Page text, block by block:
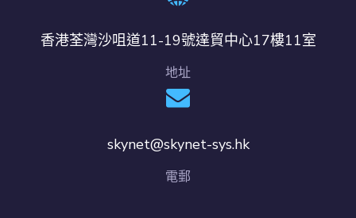
香港荃灣沙咀道11-19號達貿中心17樓11室
地址
skynet@skynet-sys.hk
電郵